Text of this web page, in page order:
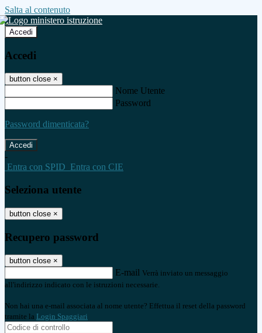
Salta al contenuto
Accedi
Accedi
button close ×
Nome Utente
Password
Password dimenticata?
-
Entra con SPID Entra con CIE
Seleziona utente
button close ×
Recupero password
button close ×
E-mail Verrà inviato un messaggio
all'indirizzo indicato con le istruzioni necessarie.
Non hai una e-mail associata al nome utente? Effettua il reset della password
tramite la Login Spaggiari